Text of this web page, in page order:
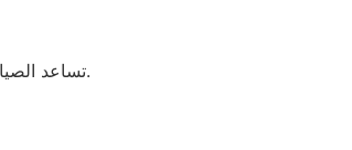
تساعد الصيانة الدورية في الحفاظ على الغسالة لأطول فترة ممكنة، وتمنع حدوث الأعطال المفاجئة التي قد تسبب توقف الجهاز تمامًا.